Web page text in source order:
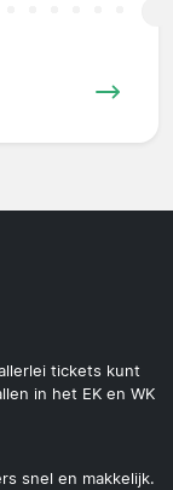
tickets kunt
in het EK en WK
snel en makkelijk.